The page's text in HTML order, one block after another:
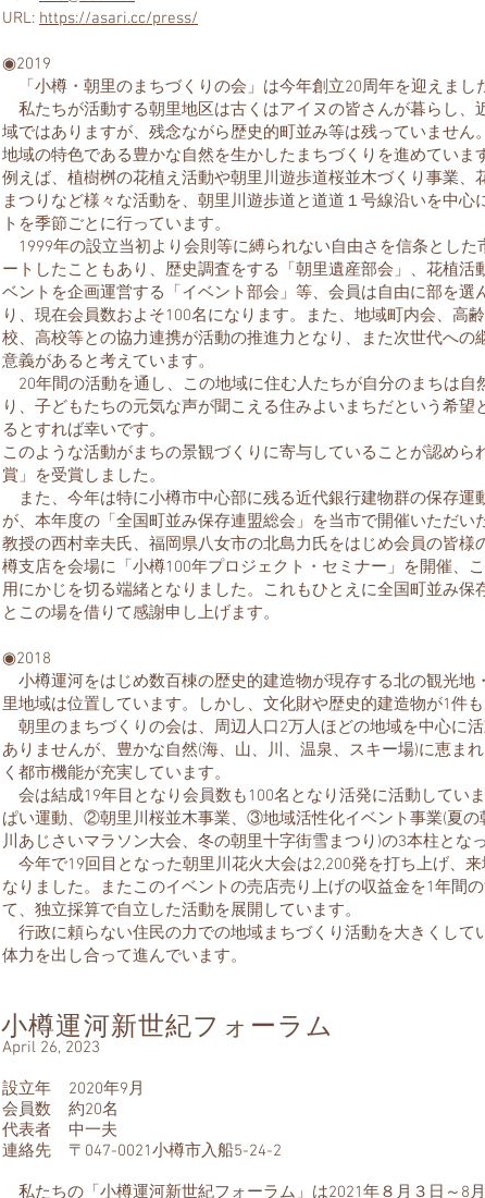
URL: https://asari.cc/press/
​◉2019
「小樽・朝里のまちづくりの会」は今年創立20周年を迎えまし
私たちが活動する朝里地区は古くはアイヌの皆さんが暮らし、
域ではありますが、残念ながら歴史的町並み等は残っていません
地域の特色である豊かな自然を生かしたまちづくりを進めていま
例えば、植樹桝の花植え活動や朝里川遊歩道桜並木づくり事業、
まつりなど様々な活動を、朝里川遊歩道と道道１号線沿いを中心
トを季節ごとに行っています。
1999年の設立当初より会則等に縛られない自由さを信条とした
ートしたこともあり、歴史調査をする「朝里遺産部会」、花植活
ベントを企画運営する「イベント部会」等、会員は自由に部を選
り、現在会員数およそ100名になります。また、地域町内会、高
校、高校等との協力連携が活動の推進力となり、また次世代への
意義があると考えています。
20年間の活動を通し、この地域に住む人たちが自分のまちは自
り、子どもたちの元気な声が聞こえる住みよいまちだという希望
るとすれば幸いです。
このような活動がまちの景観づくりに寄与していることが認めら
賞」を受賞しました。
また、今年は特に小樽市中心部に残る近代銀行建物群の保存運
が、本年度の「全国町並み保存連盟総会」を当市で開催いただい
教授の西村幸夫氏、福岡県八女市の北島力氏をはじめ会員の皆様
樽支店を会場に「小樽100年プロジェクト・セミナー」を開催、
用にかじを切る端緒となりました。これもひとえに全国町並み保
とこの場を借りて感謝申し上げます。
◉2018
小樽運河をはじめ数百棟の歴史的建造物が現存する北の観光地
里地域は位置しています。しかし、文化財や歴史的建造物が1件も
朝里のまちづくりの会は、周辺人口2万人ほどの地域を中心に
ありませんが、豊かな自然(海、山、川、温泉、スキー場)に恵ま
く都市機能が充実しています。
会は結成19年目となり会員数も100名となり活発に活動してい
ぱい運動、②朝里川桜並木事業、③地域活性化イベント事業(夏の
川あじさいマラソン大会、冬の朝里十字街雪まつり)の3本柱とな
今年で19回目となった朝里川花火大会は2,200発を打ち上げ、
なりました。またこのイベントの売店売り上げの収益金を1年間
て、独立採算で自立した活動を展開しています。
行政に頼らない住民の力での地域まちづくり活動を大きくして
体力を出し合って進んでいます。
小樽運河新世紀フォーラム
April 26, 2023
設立年 2020年9月
会員数 約20名
代表者 中一夫
連絡先 〒047-0021小樽市入船5-24-2
私たちの「小樽運河新世紀フォーラム」は2021年８月３日～8